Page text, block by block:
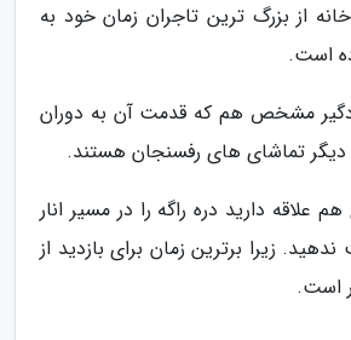
از بزرگ ترین تاجران زمان خود به
است.
مشخص هم که قدمت آن به دوران
دیگر تماشای های رفسنجان هستند.
علاقه دارید دره راگه را در مسیر انار
زیرا برترین زمان برای بازدید از
است.